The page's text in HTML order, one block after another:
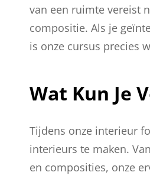
van een ruimte vereist
compositie. Als je
is onze cursus precies
Wat Kun Je
Tijdens onze interieur
interieurs te maken.
en composities, onze